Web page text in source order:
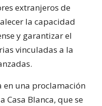
extranjeros de
la capacidad
y garantizar el
vinculadas a la
una proclamación
Blanca, que se